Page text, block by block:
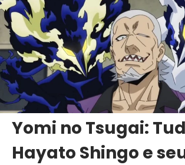
Yomi no Tsugai:
Hayato Shingo e